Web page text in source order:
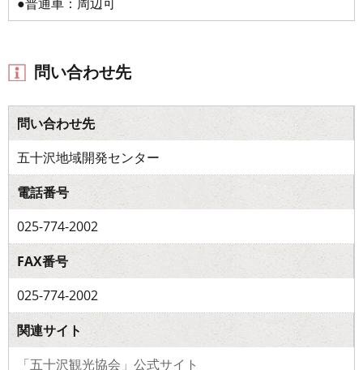
問い合わせ先
問い合わせ先
五十沢地域開発センター
電話番号
025-774-2002
FAX番号
025-774-2002
関連サイト
「五十沢観光協会」公式サイト